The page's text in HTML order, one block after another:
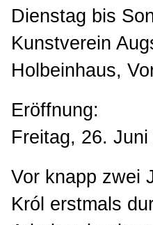
Dienstag bis
Kunstverein
Holbeinhaus,
Eröffnung:
Freitag, 26.
Vor knapp zwei
Król erstmals